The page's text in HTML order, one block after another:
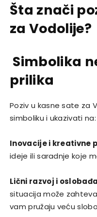
Šta znači
za Vodolije?
Simbolika
prilika
Poziv u kasne sate za
simboliku i ukazivati na:
Inovacije i kreativne
ideje ili saradnje koje
Lični razvoj i
situacija može
vam pružaju veću